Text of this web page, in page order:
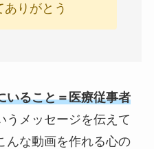
りがとう
いること＝医療従事者
うメッセージを伝えて
んな動画を作れる心の